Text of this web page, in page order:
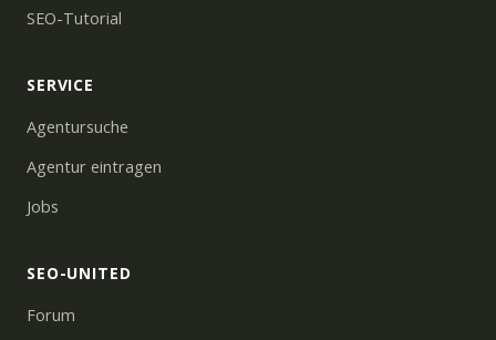
SEO-Tutorial
SERVICE
Agentursuche
Agentur eintragen
Jobs
SEO-UNITED
Forum